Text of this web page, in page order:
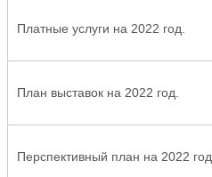
Платные услуги на 2022 год.
План выставок на 2022 год.
Перспективный план на 2022 год.